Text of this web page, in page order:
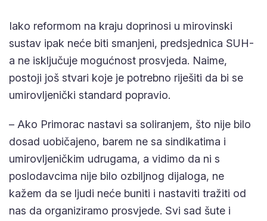
Iako reformom na kraju doprinosi u mirovinski
sustav ipak neće biti smanjeni, predsjednica SUH-
a ne isključuje mogućnost prosvjeda. Naime,
postoji još stvari koje je potrebno riješiti da bi se
umirovljenički standard popravio.
– Ako Primorac nastavi sa soliranjem, što nije bilo
dosad uobičajeno, barem ne sa sindikatima i
umirovljeničkim udrugama, a vidimo da ni s
poslodavcima nije bilo ozbiljnog dijaloga, ne
kažem da se ljudi neće buniti i nastaviti tražiti od
nas da organiziramo prosvjede. Svi sad šute i